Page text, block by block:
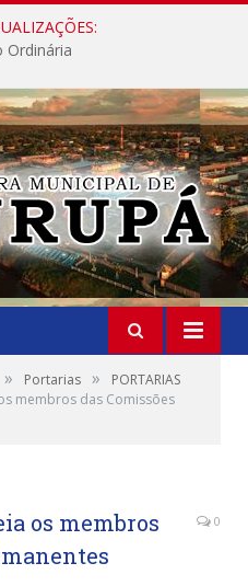
Ordinária
» Portarias »
PORTARIAS
membros das Comissões
os membros
0